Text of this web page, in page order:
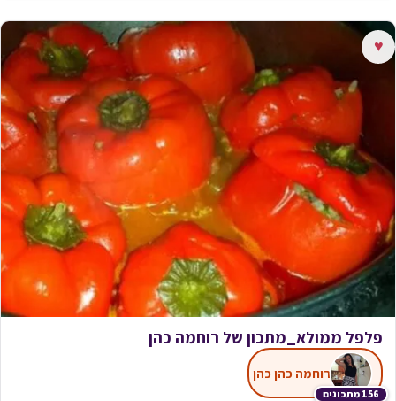
♥
פלפל ממולא_מתכון של רוחמה כהן
156 מתכונים
רוחמה כהן כהן